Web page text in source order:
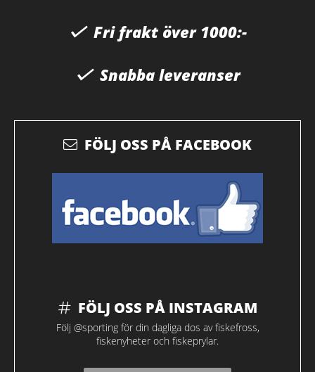
Fri frakt över 1000:-
Snabba leveranser
FÖLJ OSS PÅ FACEBOOK
FÖLJ OSS PÅ INSTAGRAM
Följ @sporting för din dagliga dos av fiskefross,
fiskenyheter och fiskeprylar.